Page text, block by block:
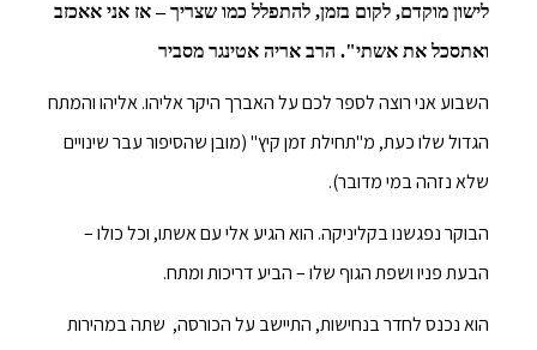
לישון מוקדם, לקום בזמן, להתפלל כמו שצריך – אז אני אאכזב
ואתסכל את אשתי". הרב אריה אטינגר מסביר
השבוע אני רוצה לספר לכם על האברך היקר אליהו. אליהו והמתח
הגדול שלו כעת, מ"תחילת זמן קיץ" (מובן שהסיפור עבר שינויים
שלא נזהה במי מדובר).
הבוקר נפגשנו בקליניקה. הוא הגיע אלי עם אשתו, וכל כולו –
הבעת פניו ושפת הגוף שלו – הביע דריכות ומתח.
הוא נכנס לחדר בנחישות, התיישב על הכורסה, שתה במהירות